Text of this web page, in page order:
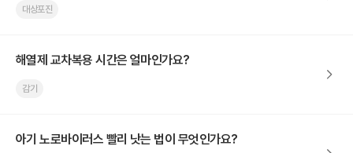
대상포진
해열제 교차복용 시간은 얼마인가요?
감기
아기 노로바이러스 빨리 낫는 법이 무엇인가요?